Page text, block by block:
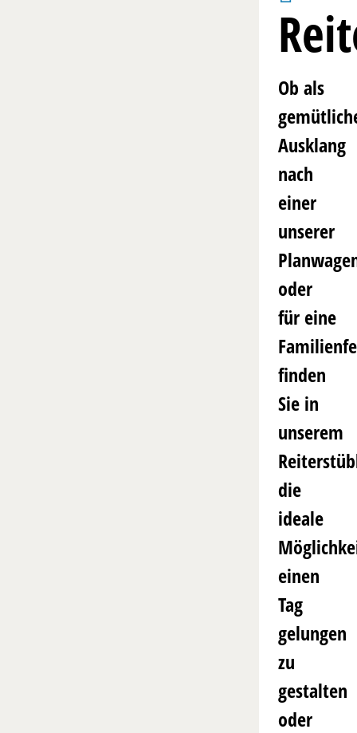
Ob als
Ausklang
nach
einer
unserer
oder
für eine
finden
Sie in
unserem
die
ideale
einen
Tag
gelungen
zu
gestalten
oder